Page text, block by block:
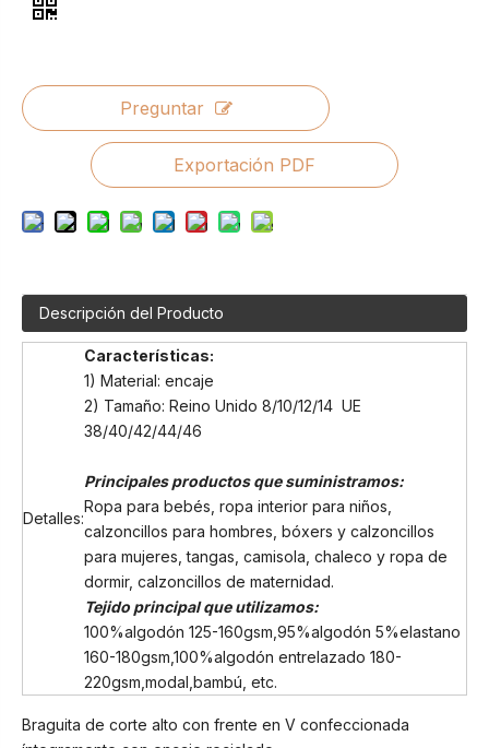
Preguntar
Exportación PDF
Descripción del Producto
Detalles:
Características:
1) Material: encaje
2) Tamaño: Reino Unido 8/10/12/14 UE
38/40/42/44/46
Principales productos que suministramos:
Ropa para bebés, ropa interior para niños,
calzoncillos para hombres, bóxers y calzoncillos
para mujeres, tangas, camisola, chaleco y ropa de
dormir, calzoncillos de maternidad.
Tejido principal que utilizamos:
100%algodón 125-160gsm,95%algodón 5%elastano
160-180gsm,100%algodón entrelazado 180-
220gsm,modal,bambú, etc.
Braguita de corte alto con frente en V confeccionada